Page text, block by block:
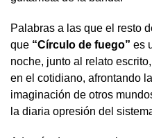
Palabras a las que el resto
que “Círculo de fuego” es
noche, junto al relato
en el cotidiano, afrontando
imaginación de otros
la diaria opresión del